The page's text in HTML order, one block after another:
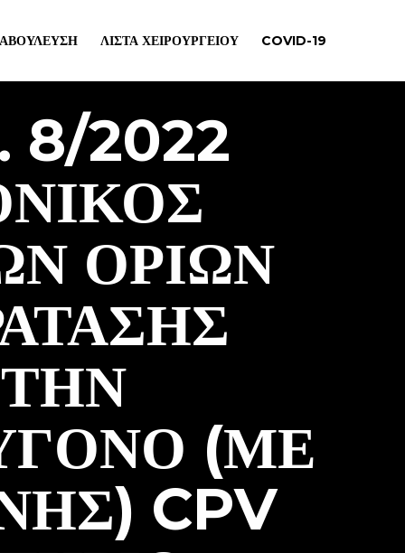
ΛΊΣΤΑ ΧΕΙΡΟΥΡΓΕΊΟΥ COVID-19
8/2022
ΟΡΊΩΝ
(ΜΕ
CPV